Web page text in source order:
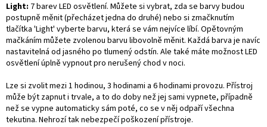
Light: 7 barev LED osvětlení. Můžete si vybrat, zda se barvy budou
postupně měnit (přecházet jedna do druhé) nebo si zmačknutím
tlačítka 'Light' vyberte barvu, která se vám nejvíce líbí. Opětovným
mačkáním můžete zvolenou barvu libovolně měnit. Každá barva je navíc
nastavitelná od jasného po tlumený odstín. Ale také máte možnost LED
osvětlení úplně vypnout pro nerušený chod v noci.
Lze si zvolit mezi 1 hodinou, 3 hodinami a 6 hodinami provozu. Přístroj
může být zapnut i trvale, a to do doby než jej sami vypnete, případně
než se vypne automaticky sám poté, co se v něj odpaří všechna
tekutina. Nehrozí tak nebezpečí poškození přístroje.